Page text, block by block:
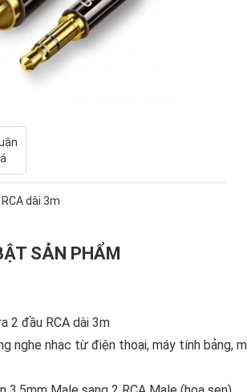
dài 3m
SẢN PHẨM
2 đầu RCA dài 3m
nghe nhạc từ điện thoại, máy tính bảng,